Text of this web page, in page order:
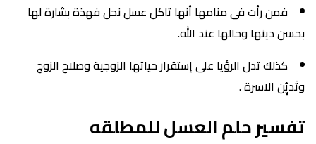
فمن رأت فى منامها أنها تاكل عسل نحل فهذة بشارة لها
بحسن دينها وحالها عند الله.
كذلك تدل الرؤيا على إستقرار حياتها الزوجية وصلاح الزوج
وتَديٍُن الاسرة .
تفسير حلم العسل للمطلقه